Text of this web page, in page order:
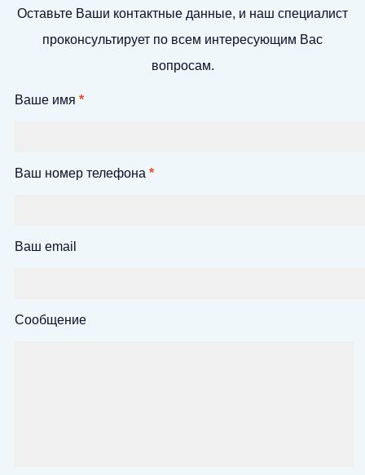
Оставьте Ваши контактные данные, и наш специалист
проконсультирует по всем интересующим Вас
вопросам.
Ваше имя *
Ваш номер телефона *
Ваш email
Сообщение